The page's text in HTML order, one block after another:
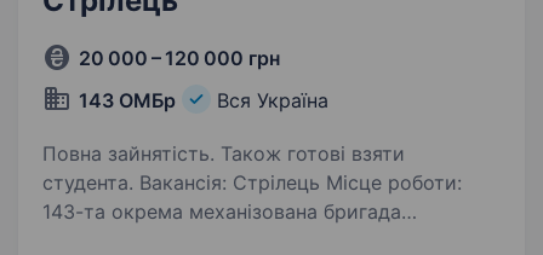
20 000 – 120 000 грн
143 ОМБр
Вся Україна
Повна зайнятість. Також готові взяти
студента. Вакансія: Стрілець Місце роботи:
143-та окрема механізована бригада